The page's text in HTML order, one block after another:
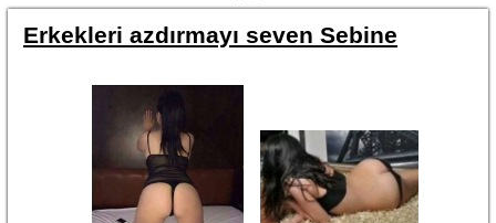
Erkekleri azdırmayı seven Sebine